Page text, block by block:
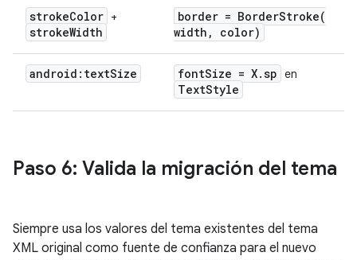
strokeColor +
strokeWidth
border = BorderStroke(
width , color)
android:textSize fontSize = X.sp en
TextStyle
Paso 6: Valida la migración del tema
Siempre usa los valores del tema existentes del tema
XML original como fuente de confianza para el nuevo